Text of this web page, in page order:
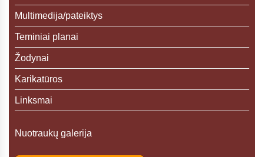
Multimedija/pateiktys
Teminiai planai
Žodynai
Karikatūros
Linksmai
Nuotraukų galerija